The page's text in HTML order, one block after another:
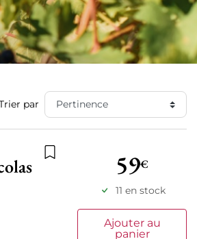
par
Ajouter à la liste de
59€
11 en stock
Ajouter au
panier